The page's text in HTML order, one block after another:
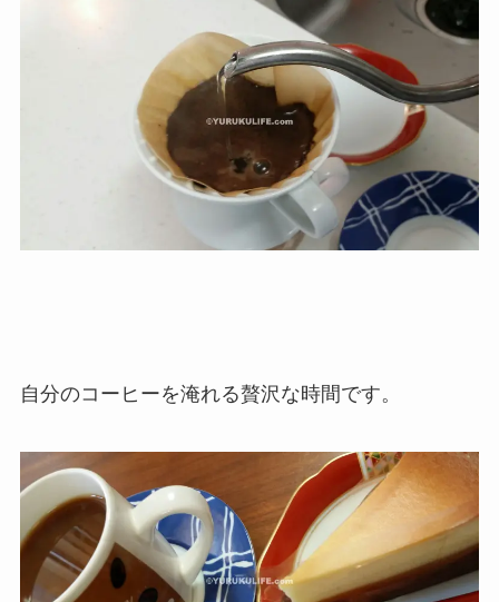
自分のコーヒーを淹れる贅沢な時間です。